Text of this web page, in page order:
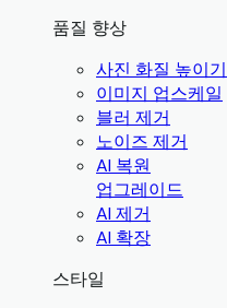
품질 향상
사진 화질 높이기
이미지 업스케일
블러 제거
노이즈 제거
AI 복원
업그레이드
AI 제거
AI 확장
스타일